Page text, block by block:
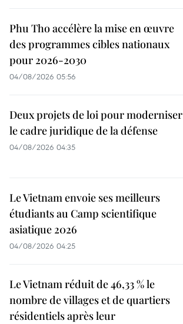
Phu Tho accélère la mise en œuvre
des programmes cibles nationaux
pour 2026-2030
04/08/2026 05:56
Deux projets de loi pour moderniser
le cadre juridique de la défense
04/08/2026 04:35
Le Vietnam envoie ses meilleurs
étudiants au Camp scientifique
asiatique 2026
04/08/2026 04:25
Le Vietnam réduit de 46,33 % le
nombre de villages et de quartiers
résidentiels après leur